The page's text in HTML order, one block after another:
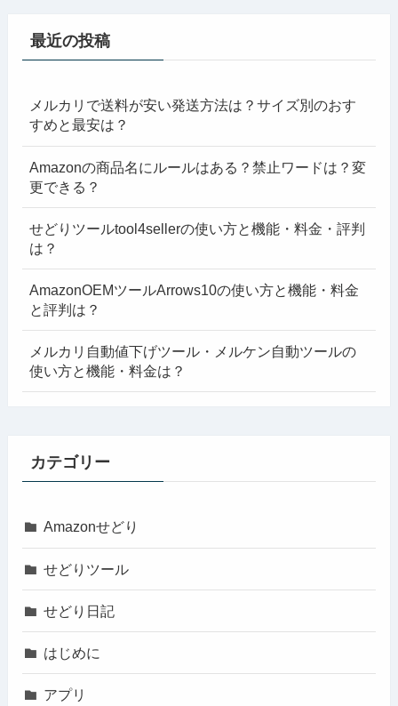
最近の投稿
メルカリで送料が安い発送方法は？サイズ別のおす
すめと最安は？
Amazonの商品名にルールはある？禁止ワードは？変
更できる？
せどりツールtool4sellerの使い方と機能・料金・評判
は？
AmazonOEMツールArrows10の使い方と機能・料金
と評判は？
メルカリ自動値下げツール・メルケン自動ツールの
使い方と機能・料金は？
カテゴリー
Amazonせどり
せどりツール
せどり日記
はじめに
アプリ